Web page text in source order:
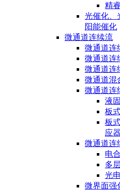
精
光催化、
阳能催化
微通道连续流
微通道连
微通道连
微通道连
微通道混
微通道连
液
板
板
应器
微通道连
电
多
光
微界面强